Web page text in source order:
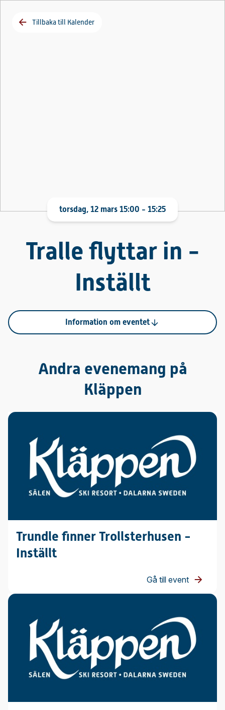
Tillbaka till Kalender
torsdag, 12 mars 15:00 - 15:25
Tralle flyttar in -
Inställt
Information om eventet
Andra evenemang på
Kläppen
Trundle finner Trollsterhusen -
Inställt
Gå till event